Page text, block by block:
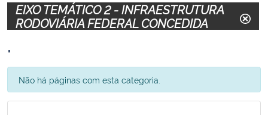
EIXO TEMÁTICO 2 - INFRAESTRUTURA
RODOVIÁRIA FEDERAL CONCEDIDA
.
Não há páginas com esta categoria.